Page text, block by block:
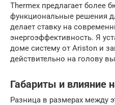
Thermex предлагает более
функциональные решения
делает ставку на
энергоэффективность. Я
доме систему от Ariston и
действительно на голову
Габариты и влияние
Разница в размерах между